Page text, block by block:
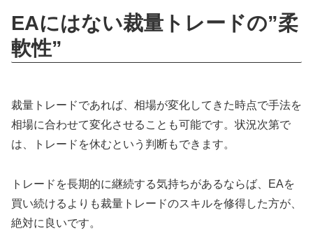
EAにはない裁量トレードの”柔
軟性”
裁量トレードであれば、相場が変化してきた時点で手法を
相場に合わせて変化させることも可能です。状況次第で
は、トレードを休むという判断もできます。
トレードを長期的に継続する気持ちがあるならば、EAを
買い続けるよりも裁量トレードのスキルを修得した方が、
絶対に良いです。